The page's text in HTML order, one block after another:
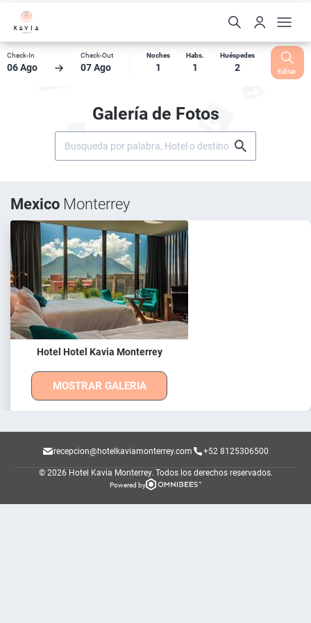
Check-In
06 Ago
Check-Out
07 Ago
Noches
1
Habs.
1
Huéspedes
2 Editar
Galería de Fotos
Mexico Monterrey
Hotel Hotel Kavia Monterrey
MOSTRAR GALERIA
recepcion@hotelkaviamonterrey.com +52 8125306500
© 2026 Hotel Kavia Monterrey. Todos los derechos reservados.
Powered by